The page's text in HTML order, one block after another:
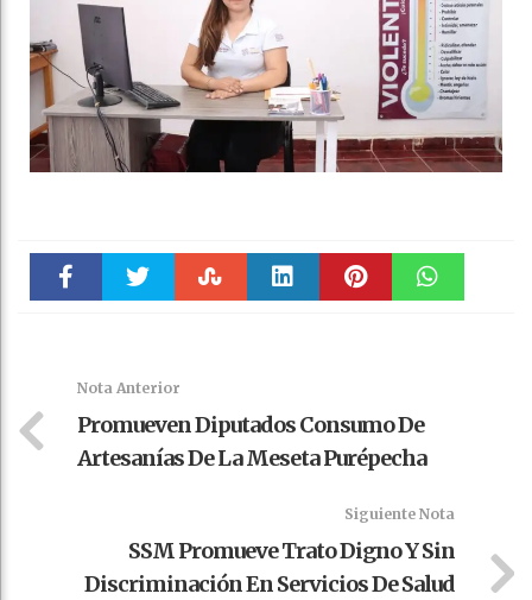
Nota Anterior
Promueven Diputados Consumo De
Artesanías De La Meseta Purépecha
Siguiente Nota
SSM Promueve Trato Digno Y Sin
Discriminación En Servicios De Salud